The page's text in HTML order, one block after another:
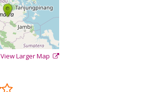
View Larger Map